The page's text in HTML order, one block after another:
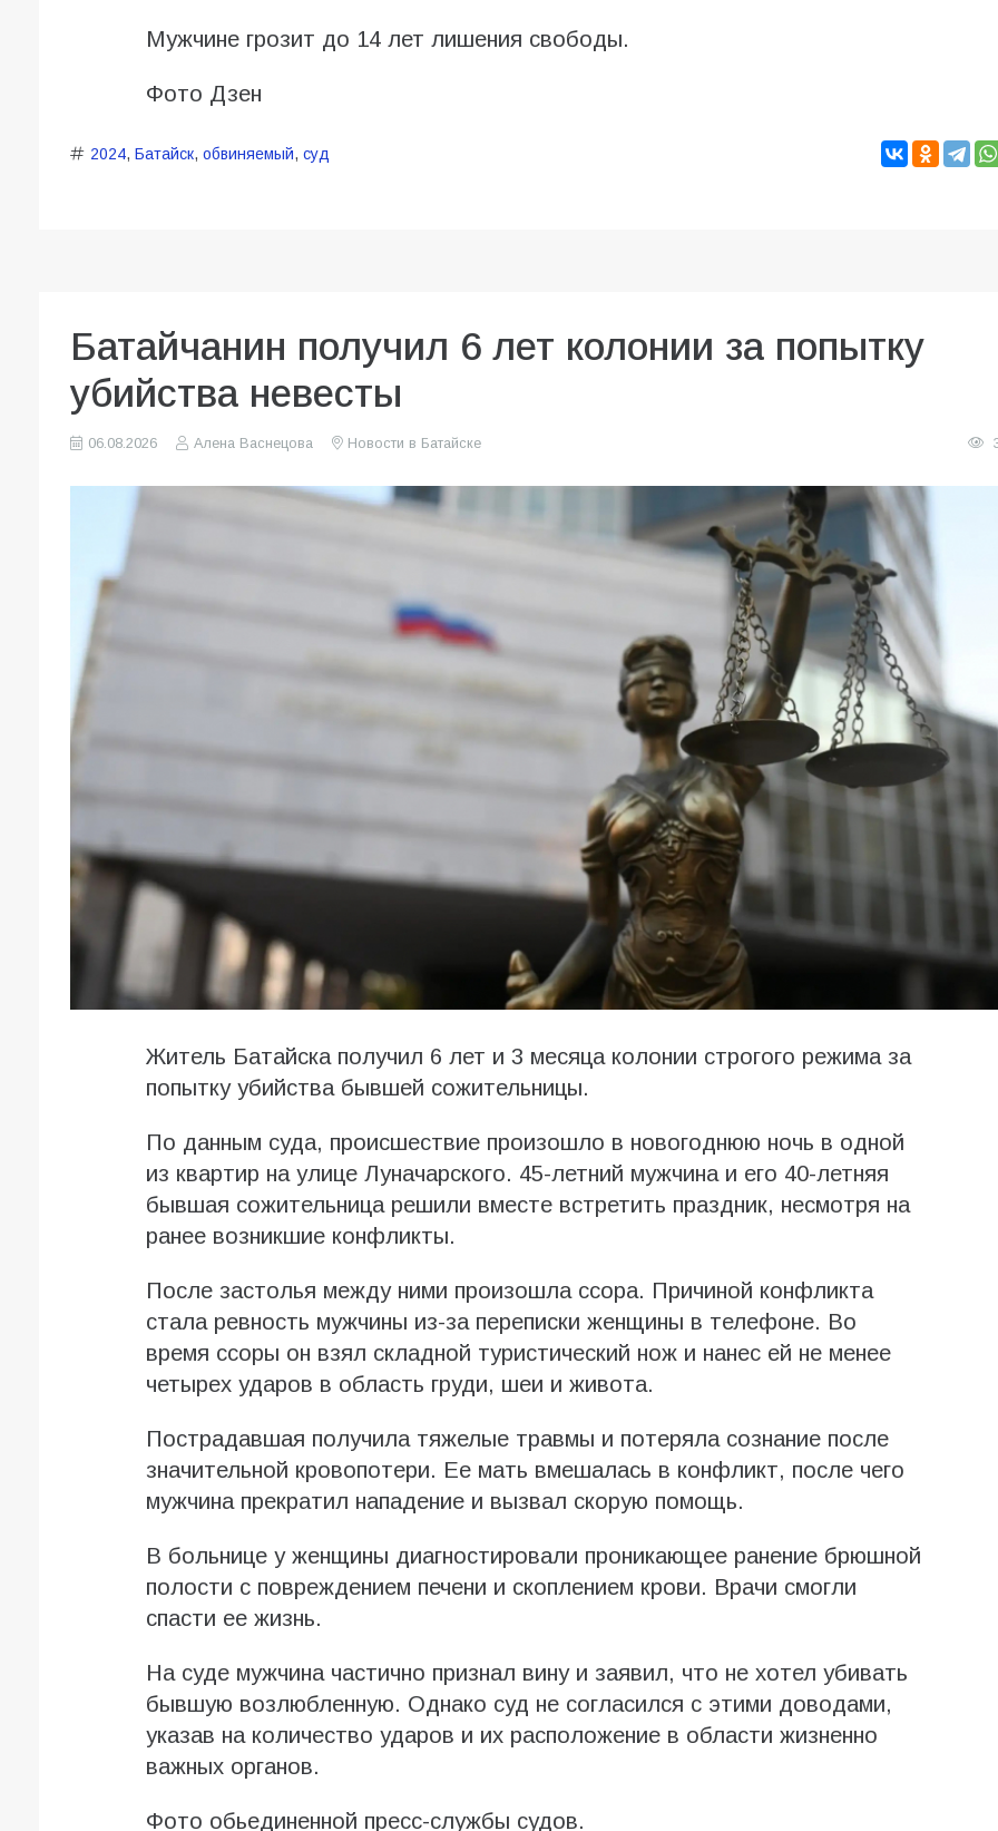
Мужчине грозит до 14 лет лишения свободы.
Фото Дзен
2024, Батайск, обвиняемый, суд
Батайчанин получил 6 лет колонии за попытку
убийства невесты
06.08.2026 Алена Васнецова Новости в Батайске
Житель Батайска получил 6 лет и 3 месяца колонии строгого режима за
попытку убийства бывшей сожительницы.
По данным суда, происшествие произошло в новогоднюю ночь в одной
из квартир на улице Луначарского. 45-летний мужчина и его 40-летняя
бывшая сожительница решили вместе встретить праздник, несмотря на
ранее возникшие конфликты.
После застолья между ними произошла ссора. Причиной конфликта
стала ревность мужчины из-за переписки женщины в телефоне. Во
время ссоры он взял складной туристический нож и нанес ей не менее
четырех ударов в область груди, шеи и живота.
Пострадавшая получила тяжелые травмы и потеряла сознание после
значительной кровопотери. Ее мать вмешалась в конфликт, после чего
мужчина прекратил нападение и вызвал скорую помощь.
В больнице у женщины диагностировали проникающее ранение брюшной
полости с повреждением печени и скоплением крови. Врачи смогли
спасти ее жизнь.
На суде мужчина частично признал вину и заявил, что не хотел убивать
бывшую возлюбленную. Однако суд не согласился с этими доводами,
указав на количество ударов и их расположение в области жизненно
важных органов.
Фото обьединенной пресс-службы судов.